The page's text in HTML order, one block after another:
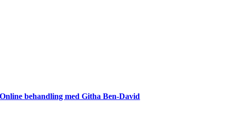
Online behandling med Githa Ben-David